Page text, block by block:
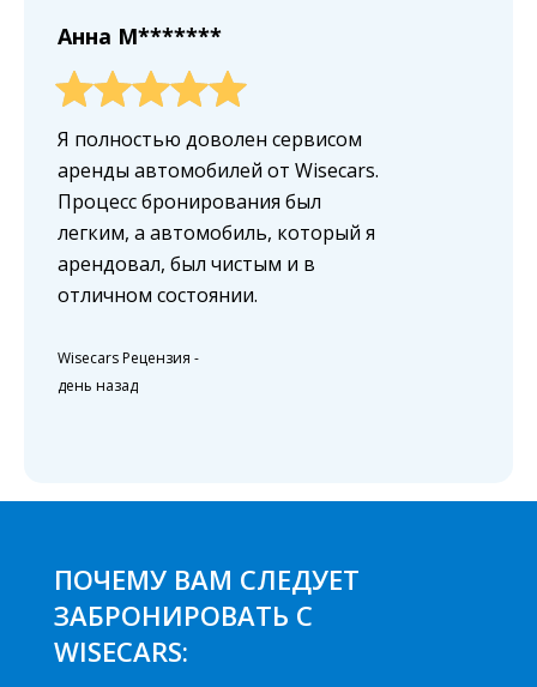
Анна M*******
Я полностью доволен сервисом
аренды автомобилей от Wisecars.
Процесс бронирования был
легким, а автомобиль, который я
арендовал, был чистым и в
отличном состоянии.
Wisecars Рецензия -
день назад
ПОЧЕМУ ВАМ СЛЕДУЕТ
ЗАБРОНИРОВАТЬ С
WISECARS: